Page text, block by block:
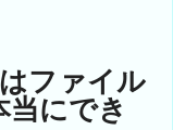
ファイル
にでき